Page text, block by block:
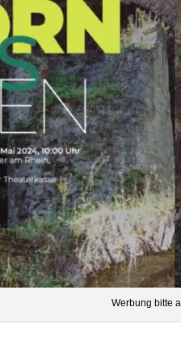
Wer­bung bitte